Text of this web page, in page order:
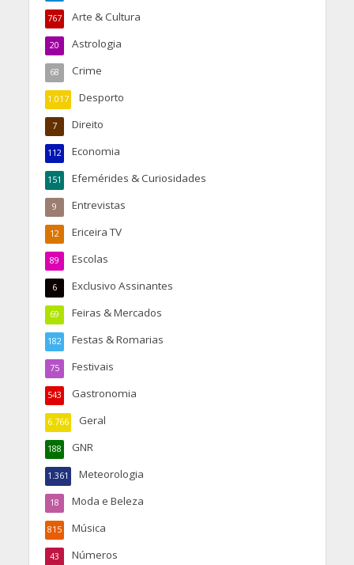
Arte & Cultura
767
Astrologia
20
Crime
68
Desporto
1.017
Direito
7
Economia
112
Efemérides & Curiosidades
151
Entrevistas
9
Ericeira TV
12
Escolas
89
Exclusivo Assinantes
6
Feiras & Mercados
69
Festas & Romarias
182
Festivais
75
Gastronomia
543
Geral
6.766
GNR
188
Meteorologia
1.361
Moda e Beleza
18
Música
815
Números
43